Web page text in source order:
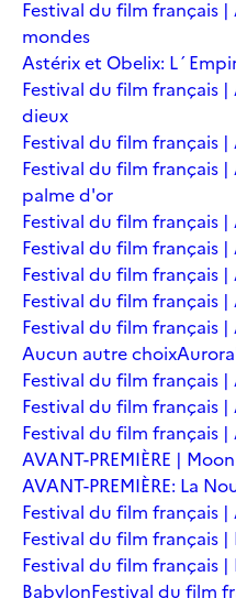
Festival du film français
mondes
Astérix et Obelix:
Festival du film français
dieux
Festival du film français
Festival du film français |
palme d'or
Festival du film français
Festival du film français |
Festival du film français
Festival du film français
Festival du film français
Aucun autre choix
Festival du film français |
Festival du film français
Festival du film français
AVANT-PREMIÈRE |
AVANT-PREMIÈRE: La
Festival du film français
Festival du film français |
Festival du film français |
BabylonFestival du film